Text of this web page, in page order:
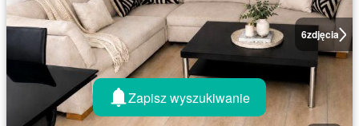
6zdjęcia
Zapisz wyszukiwanie